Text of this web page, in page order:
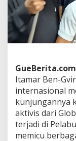
e
l
S
a
a
e
l
a
w
a
n
G
S
GueBerita.com
Itamar Ben-
internasional
kunjungannya
aktivis dari
terjadi di
memicu